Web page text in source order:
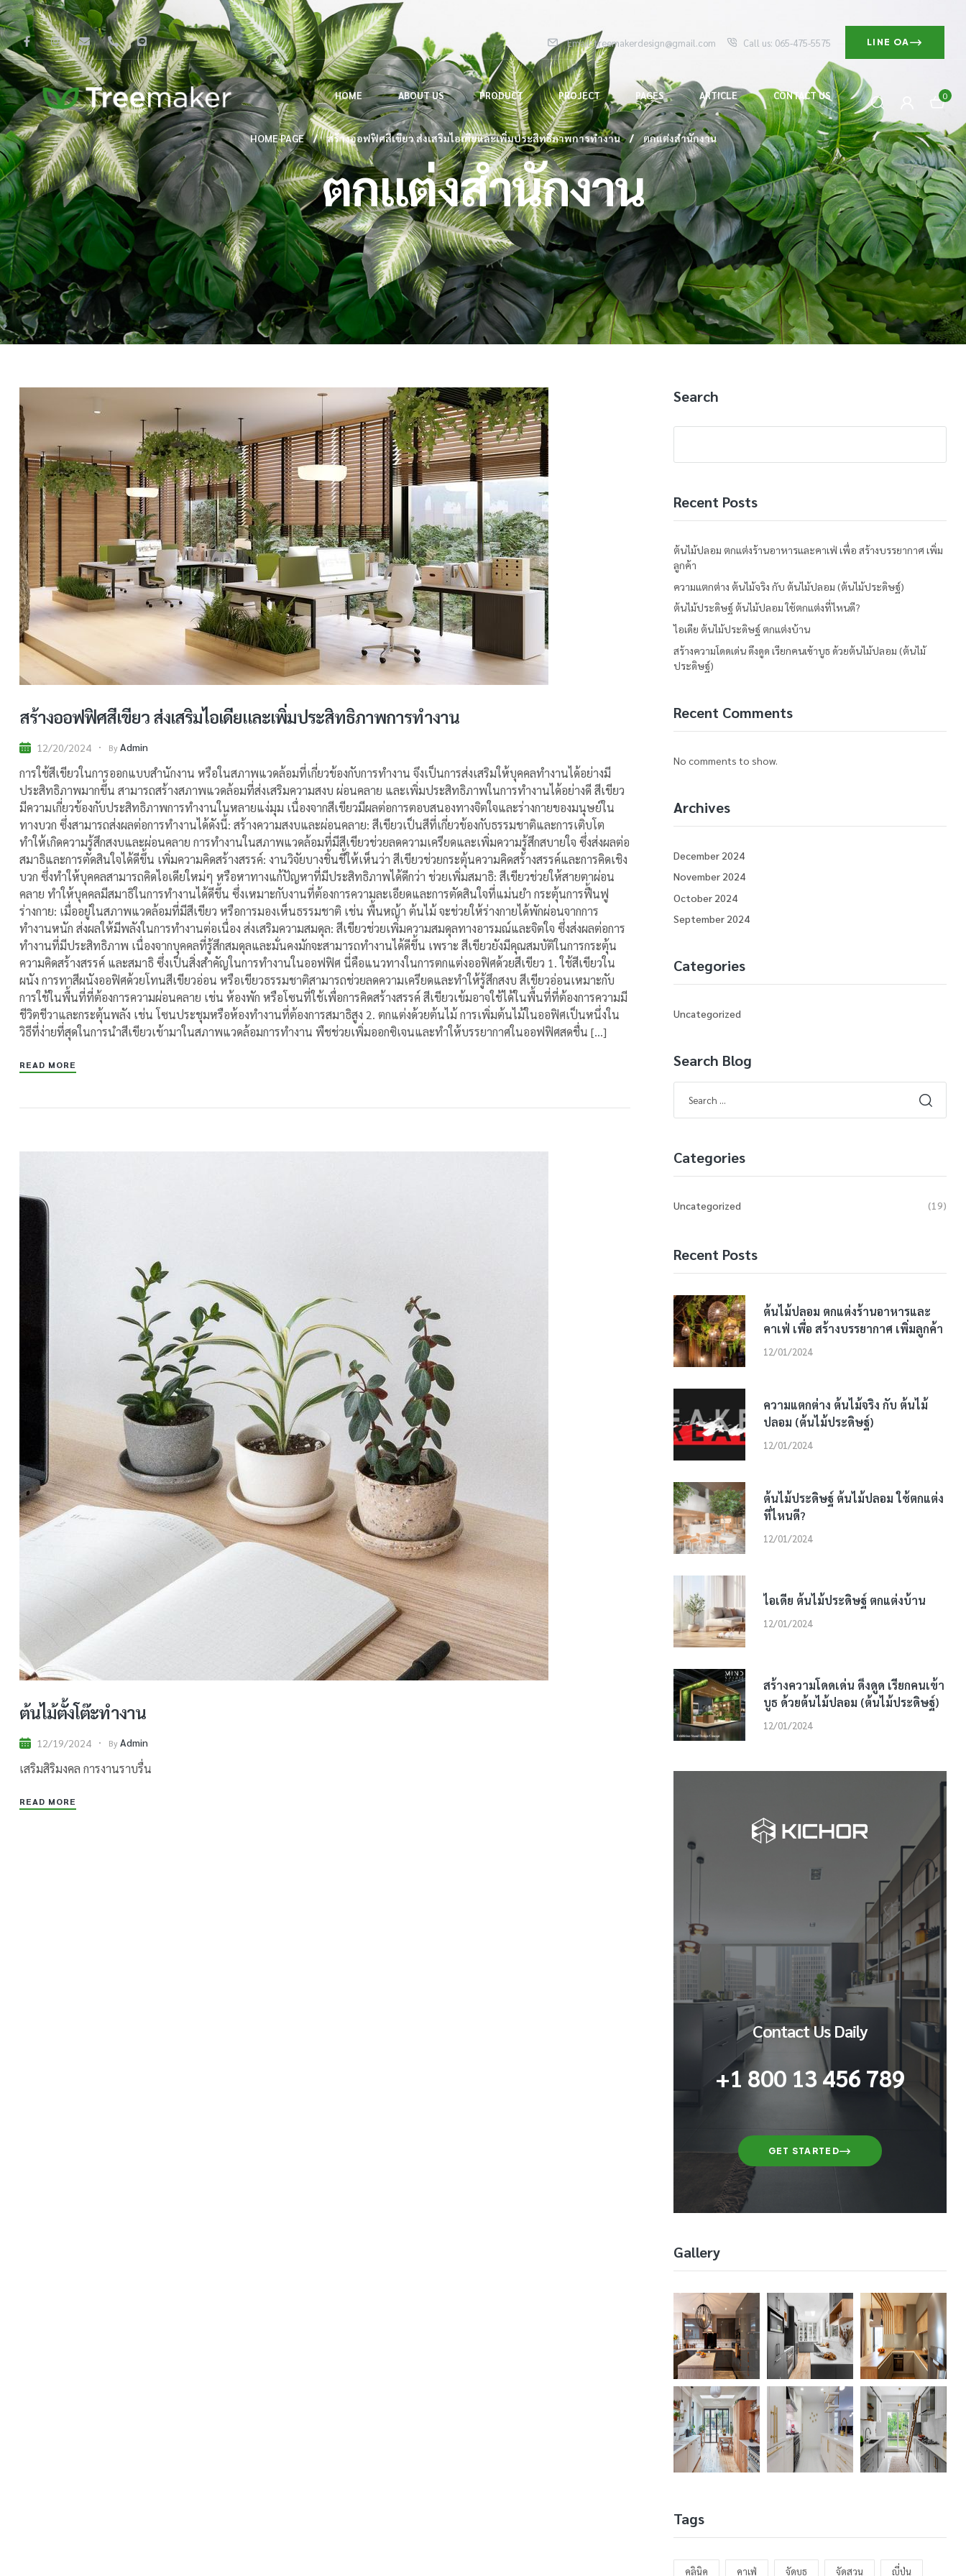
Email: treemakerdesign@gmail.com Call us: 065-475-5575 LINE OA
HOME ABOUT US PRODUCT PROJECT PAGES ARTICLE CONTACT US 0
HOME PAGE สร้างออฟฟิศสีเขียว ส่งเสริมไอเดียและเพิ่มประสิทธิภาพการทำงาน ตกแต่งสำนักงาน
ตกแต่งสำนักงาน
สร้างออฟฟิศสีเขียว ส่งเสริมไอเดียและเพิ่มประสิทธิภาพการทำงาน
12/20/2024 ByAdmin
การใช้สีเขียวในการออกแบบสำนักงาน หรือในสภาพแวดล้อมที่เกี่ยวข้องกับการทำงาน จึงเป็นการส่งเสริมให้บุคคลทำงานได้อย่างมี
ประสิทธิภาพมากขึ้น สามารถสร้างสภาพแวดล้อมที่ส่งเสริมความสงบ ผ่อนคลาย และเพิ่มประสิทธิภาพในการทำงานได้อย่างดี สีเขียว
มีความเกี่ยวข้องกับประสิทธิภาพการทำงานในหลายแง่มุม เนื่องจากสีเขียวมีผลต่อการตอบสนองทางจิตใจและร่างกายของมนุษย์ใน
ทางบวก ซึ่งสามารถส่งผลต่อการทำงานได้ดังนี้: สร้างความสงบและผ่อนคลาย: สีเขียวเป็นสีที่เกี่ยวข้องกับธรรมชาติและการเติบโต
ทำให้เกิดความรู้สึกสงบและผ่อนคลาย การทำงานในสภาพแวดล้อมที่มีสีเขียวช่วยลดความเครียดและเพิ่มความรู้สึกสบายใจ ซึ่งส่งผลต่อ
สมาธิและการตัดสินใจได้ดีขึ้น เพิ่มความคิดสร้างสรรค์: งานวิจัยบางชิ้นชี้ให้เห็นว่า สีเขียวช่วยกระตุ้นความคิดสร้างสรรค์และการคิดเชิง
บวก ซึ่งทำให้บุคคลสามารถคิดไอเดียใหม่ๆ หรือหาทางแก้ปัญหาที่มีประสิทธิภาพได้ดีกว่า ช่วยเพิ่มสมาธิ: สีเขียวช่วยให้สายตาผ่อน
คลาย ทำให้บุคคลมีสมาธิในการทำงานได้ดีขึ้น ซึ่งเหมาะกับงานที่ต้องการความละเอียดและการตัดสินใจที่แม่นยำ กระตุ้นการฟื้นฟู
ร่างกาย: เมื่ออยู่ในสภาพแวดล้อมที่มีสีเขียว หรือการมองเห็นธรรมชาติ เช่น พื้นหญ้า ต้นไม้ จะช่วยให้ร่างกายได้พักผ่อนจากการ
ทำงานหนัก ส่งผลให้มีพลังในการทำงานต่อเนื่อง ส่งเสริมความสมดุล: สีเขียวช่วยเพิ่มความสมดุลทางอารมณ์และจิตใจ ซึ่งส่งผลต่อการ
ทำงานที่มีประสิทธิภาพ เนื่องจากบุคคลที่รู้สึกสมดุลและมั่นคงมักจะสามารถทำงานได้ดีขึ้น เพราะ สีเขียวยังมีคุณสมบัติในการกระตุ้น
ความคิดสร้างสรรค์ และสมาธิ ซึ่งเป็นสิ่งสำคัญในการทำงานในออฟฟิศ นี่คือแนวทางในการตกแต่งออฟิศด้วยสีเขียว 1. ใช้สีเขียวใน
ผนัง การทาสีผนังออฟิศด้วยโทนสีเขียวอ่อน หรือเขียวธรรมชาติสามารถช่วยลดความเครียดและทำให้รู้สึกสงบ สีเขียวอ่อนเหมาะกับ
การใช้ในพื้นที่ที่ต้องการความผ่อนคลาย เช่น ห้องพัก หรือโซนที่ใช้เพื่อการคิดสร้างสรรค์ สีเขียวเข้มอาจใช้ได้ในพื้นที่ที่ต้องการความมี
ชีวิตชีวาและกระตุ้นพลัง เช่น โซนประชุมหรือห้องทำงานที่ต้องการสมาธิสูง 2. ตกแต่งด้วยต้นไม้ การเพิ่มต้นไม้ในออฟิศเป็นหนึ่งใน
วิธีที่ง่ายที่สุดในการนำสีเขียวเข้ามาในสภาพแวดล้อมการทำงาน พืชช่วยเพิ่มออกซิเจนและทำให้บรรยากาศในออฟฟิศสดชื่น […]
READ MORE
ต้นไม้ตั้งโต๊ะทำงาน
12/19/2024 ByAdmin
เสริมสิริมงคล การงานราบรื่น
READ MORE
Search
Recent Posts
ต้นไม้ปลอม ตกแต่งร้านอาหารและคาเฟ่ เพื่อ สร้างบรรยากาศ เพิ่ม
ลูกค้า
ความแตกต่าง ต้นไม้จริง กับ ต้นไม้ปลอม (ต้นไม้ประดิษฐ์)
ต้นไม้ประดิษฐ์ ต้นไม้ปลอม ใช้ตกแต่งที่ไหนดี?
ไอเดีย ต้นไม้ประดิษฐ์ ตกแต่งบ้าน
สร้างความโดดเด่น ดึงดูด เรียกคนเข้าบูธ ด้วยต้นไม้ปลอม (ต้นไม้
ประดิษฐ์)
Recent Comments
No comments to show.
Archives
December 2024
November 2024
October 2024
September 2024
Categories
Uncategorized
Search Blog
Categories
Uncategorized (19)
Recent Posts
12/01/2024
ต้นไม้ปลอม ตกแต่งร้านอาหารและ
คาเฟ่ เพื่อ สร้างบรรยากาศ เพิ่มลูกค้า
12/01/2024
ความแตกต่าง ต้นไม้จริง กับ ต้นไม้
ปลอม (ต้นไม้ประดิษฐ์)
12/01/2024
ต้นไม้ประดิษฐ์ ต้นไม้ปลอม ใช้ตกแต่ง
ที่ไหนดี?
12/01/2024
ไอเดีย ต้นไม้ประดิษฐ์ ตกแต่งบ้าน
12/01/2024
สร้างความโดดเด่น ดึงดูด เรียกคนเข้า
บูธ ด้วยต้นไม้ปลอม (ต้นไม้ประดิษฐ์)
Contact Us Daily
+1 800 13 456 789
GET STARTED
Gallery
Tags
คลินิค คาเฟ่ จัดบูธ จัดสวน ญี่ปุ่น